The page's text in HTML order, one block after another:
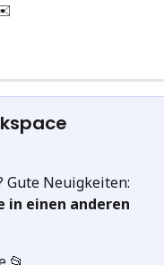
Gute Neuigkeiten:
in einen anderen